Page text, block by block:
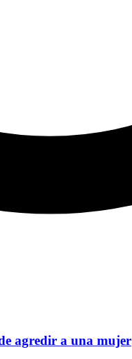
agredir a una mujer